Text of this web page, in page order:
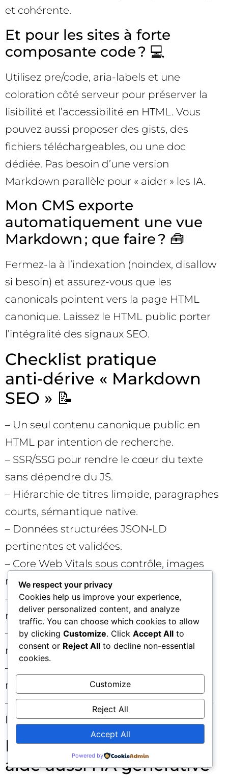
et cohérente.
Et pour les sites à forte
composante code ? 💻
Utilisez pre/code, aria-labels et une
coloration côté serveur pour préserver la
lisibilité et l’accessibilité en HTML. Vous
pouvez aussi proposer des gists, des
fichiers téléchargeables, ou une doc
dédiée. Pas besoin d’une version
Markdown parallèle pour « aider » les IA.
Mon CMS exporte
automatiquement une vue
Markdown ; que faire ? 🧰
Fermez-la à l’indexation (noindex, disallow
si besoin) et assurez-vous que les
canonicals pointent vers la page HTML
canonique. Laissez le HTML public porter
l’intégralité des signaux SEO.
Checklist pratique
anti‑dérive « Markdown
SEO » 📝
– Un seul contenu canonique public en
HTML par intention de recherche.
– SSR/SSG pour rendre le cœur du texte
sans dépendre du JS.
– Hiérarchie de titres limpide, paragraphes
courts, sémantique native.
– Données structurées JSON‑LD
pertinentes et validées.
– Core Web Vitals sous contrôle, images
responsives, scripts différés.
– Accessibilité réelle : alt, contrastes,
navigation clavier, ARIA mesurée.
– Flux RSS et sitemap entretenus, pas de
miroirs Markdown publics.
– Canonicals, hreflang, pagination,
métadonnées cohérentes.
– Monitoring du rendu et QA continue sur
la version HTML uniquement.
Pourquoi cette approche
aide aussi l’IA générative
We respect your privacy
Cookies help us improve your experience,
deliver personalized content, and analyze
traffic. You can choose which cookies to allow
by clicking Customize. Click Accept All to
consent or Reject All to decline non-essential
cookies.
Customize
Reject All
Accept All
Powered by